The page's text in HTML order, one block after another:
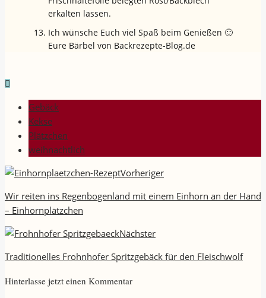
erkalten lassen.
Ich wünsche Euch viel Spaß beim Genießen 🙂
Eure Bärbel von Backrezepte-Blog.de
Gebäck
Kekse
Plätzchen
weihnachtlich
Vorheriger
Wir reiten ins Regenbogenland mit einem Einhorn an der Hand
– Einhornplätzchen
Nächster
Traditionelles Frohnhofer Spritzgebäck für den Fleischwolf
Hinterlasse jetzt einen Kommentar